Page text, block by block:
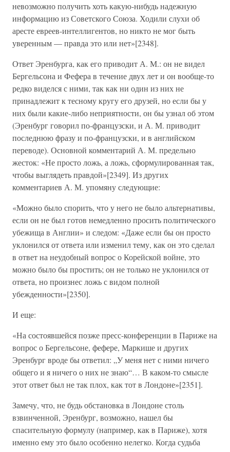
невозможно получить хоть какую-нибудь надежную
информацию из Советского Союза. Ходили слухи об
аресте евреев-интеллигентов, но никто не мог быть
уверенным — правда это или нет»[2348].
Ответ Эренбурга, как его приводит А. М.: он не видел
Бергельсона и Фефера в течение двух лет и он вообще-то
редко виделся с ними, так как ни один из них не
принадлежит к тесному кругу его друзей, но если бы у
них были какие-либо неприятности, он бы узнал об этом
(Эренбург говорил по-французски, и А. М. приводит
последнюю фразу и по-французски, и в английском
переводе). Основной комментарий А. М. предельно
жесток: «Не просто ложь, а ложь, сформулированная так,
чтобы выглядеть правдой»[2349]. Из других
комментариев А. М. упомяну следующие:
«Можно было спорить, что у него не было альтернативы,
если он не был готов немедленно просить политического
убежища в Англии» и следом: «Даже если бы он просто
уклонился от ответа или изменил тему, как он это сделал
в ответ на неудобный вопрос о Корейской войне, это
можно было бы простить; он не только не уклонился от
ответа, но произнес ложь с видом полной
убежденности»[2350].
И еще:
«На состоявшейся позже пресс-конференции в Париже на
вопрос о Бергельсоне, фефере, Маркише и других
Эренбург вроде бы ответил: „У меня нет с ними ничего
общего и я ничего о них не знаю“… В каком-то смысле
этот ответ был не так плох, как тот в Лондоне»[2351].
Замечу, что, не будь обстановка в Лондоне столь
взвинченной, Эренбург, возможно, нашел бы
спасительную формулу (например, как в Париже), хотя
именно ему это было особенно нелегко. Когда судьба